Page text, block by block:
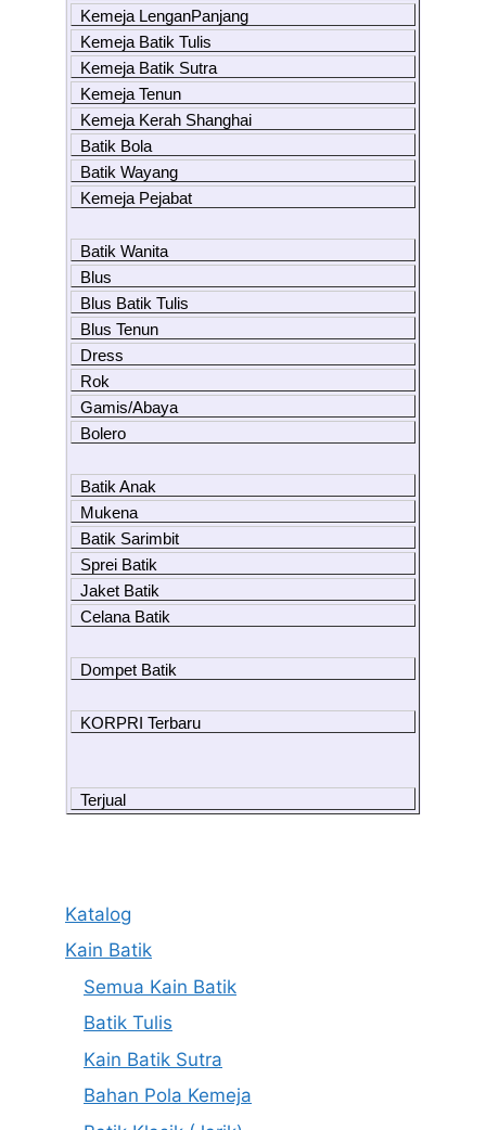
Kemeja LenganPanjang
Kemeja Batik Tulis
Kemeja Batik Sutra
Kemeja Tenun
Kemeja Kerah Shanghai
Batik Bola
Batik Wayang
Kemeja Pejabat
Batik Wanita
Blus
Blus Batik Tulis
Blus Tenun
Dress
Rok
Gamis/Abaya
Bolero
Batik Anak
Mukena
Batik Sarimbit
Sprei Batik
Jaket Batik
Celana Batik
Dompet Batik
KORPRI Terbaru
Terjual
Katalog
Kain Batik
Semua Kain Batik
Batik Tulis
Kain Batik Sutra
Bahan Pola Kemeja